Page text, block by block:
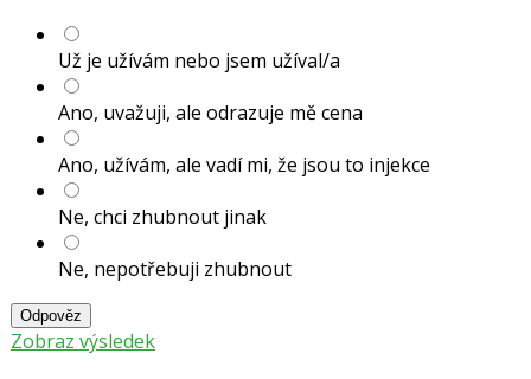
Už je užívám nebo jsem užíval/a
Ano, uvažuji, ale odrazuje mě cena
Ano, užívám, ale vadí mi, že jsou to injekce
Ne, chci zhubnout jinak
Ne, nepotřebuji zhubnout
Odpověz
Zobraz výsledek